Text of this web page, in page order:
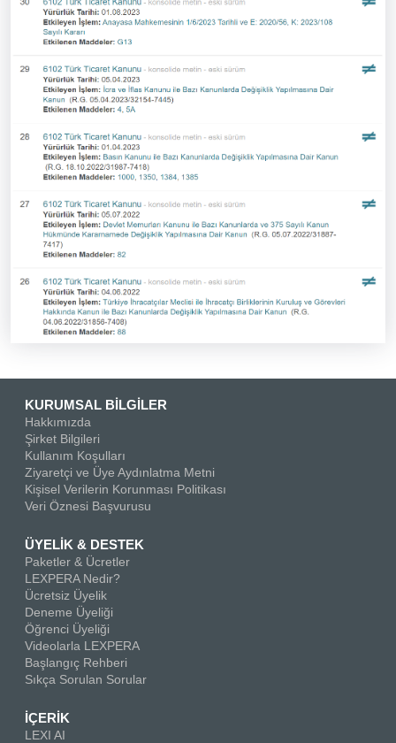
KURUMSAL BİLGİLER
Hakkımızda
Şirket Bilgileri
Kullanım Koşulları
Ziyaretçi ve Üye Aydınlatma Metni
Kişisel Verilerin Korunması Politikası
Veri Öznesi Başvurusu
ÜYELİK & DESTEK
Paketler & Ücretler
LEXPERA Nedir?
Ücretsiz Üyelik
Deneme Üyeliği
Öğrenci Üyeliği
Videolarla LEXPERA
Başlangıç Rehberi
Sıkça Sorulan Sorular
İÇERİK
LEXI AI